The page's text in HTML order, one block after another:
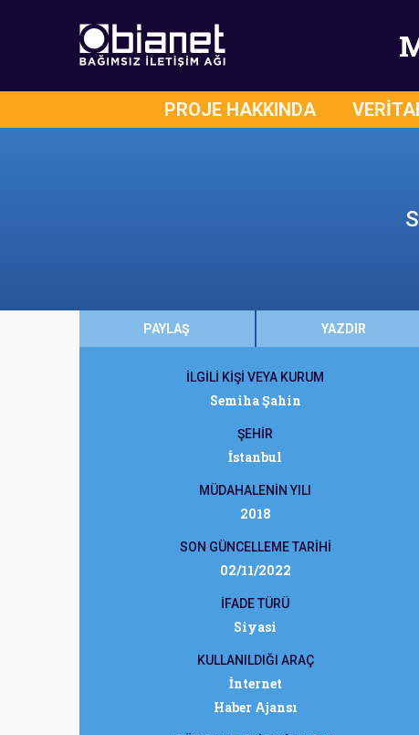
PROJE HAKKINDA
PAYLAŞ YAZDIR
İLGİLİ KİŞİ VEYA KURUM
Semiha Şahin
ŞEHİR
İstanbul
MÜDAHALENİN YILI
2018
SON GÜNCELLEME TARİHİ
02/11/2022
İFADE TÜRÜ
Siyasi
KULLANILDIĞI ARAÇ
İnternet
Haber Ajansı